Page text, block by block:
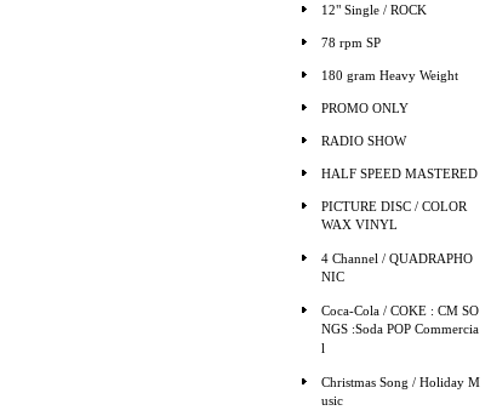
12" Single / ROCK
78 rpm SP
180 gram Heavy Weight
PROMO ONLY
RADIO SHOW
HALF SPEED MASTERED
PICTURE DISC / COLOR
WAX VINYL
4 Channel / QUADRAPHO
NIC
Coca-Cola / COKE : CM SO
NGS :Soda POP Commercia
l
Christmas Song / Holiday M
usic